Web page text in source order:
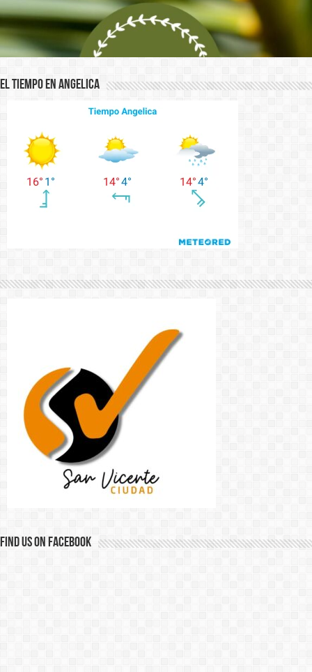
El Tiempo en Angelica
Find us on Facebook